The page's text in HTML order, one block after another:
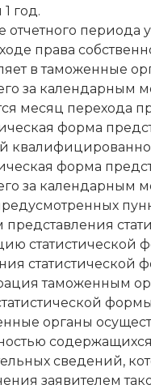
год.
отчетного периода
права
в таможенные
за календарным
месяц перехода
форма
форма
за календарным
представления
статистической
статистической
таможенным
органы
сведений,
заявителем